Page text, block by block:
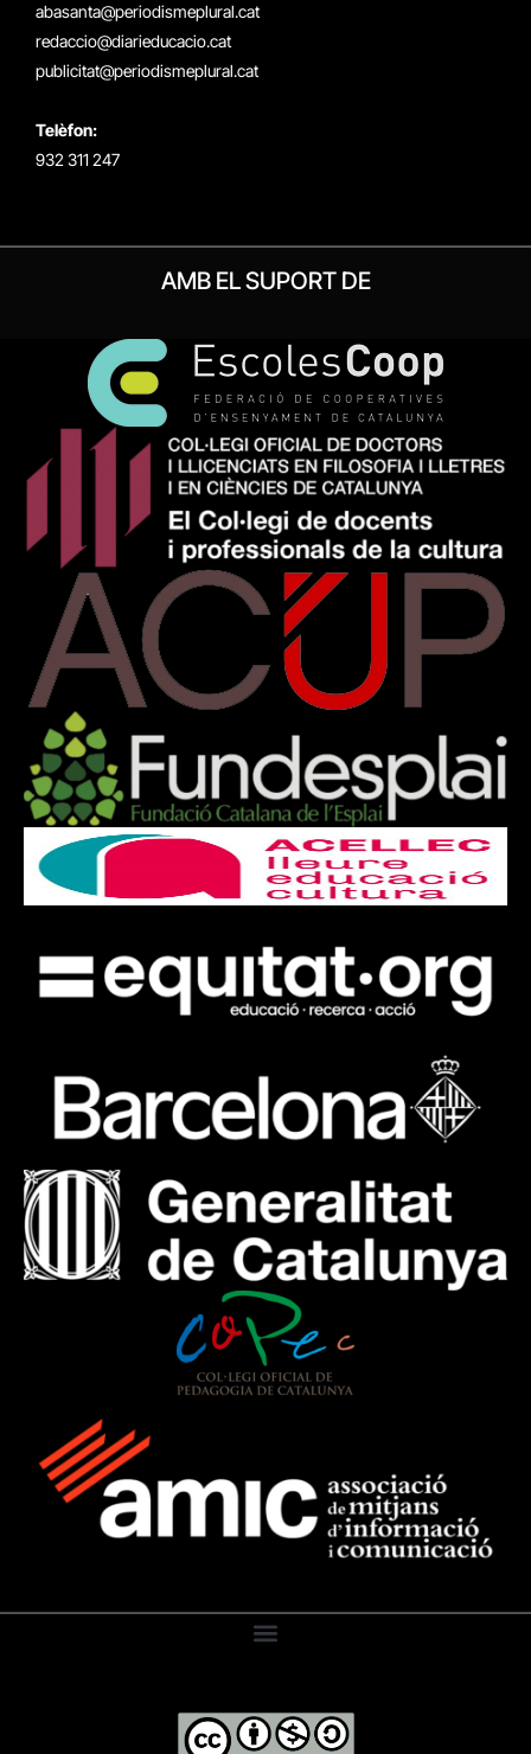
abasanta@periodismeplural.cat
redaccio@diarieducacio.cat
publicitat@periodismeplural.cat
Telèfon:
932 311 247
AMB EL SUPORT DE